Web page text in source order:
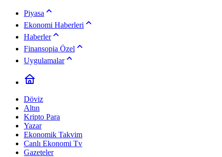
Piyasa
Ekonomi Haberleri
Haberler
Finansopia Özel
Uygulamalar
Döviz
Altın
Kripto Para
Yazar
Ekonomik Takvim
Canlı Ekonomi Tv
Gazeteler